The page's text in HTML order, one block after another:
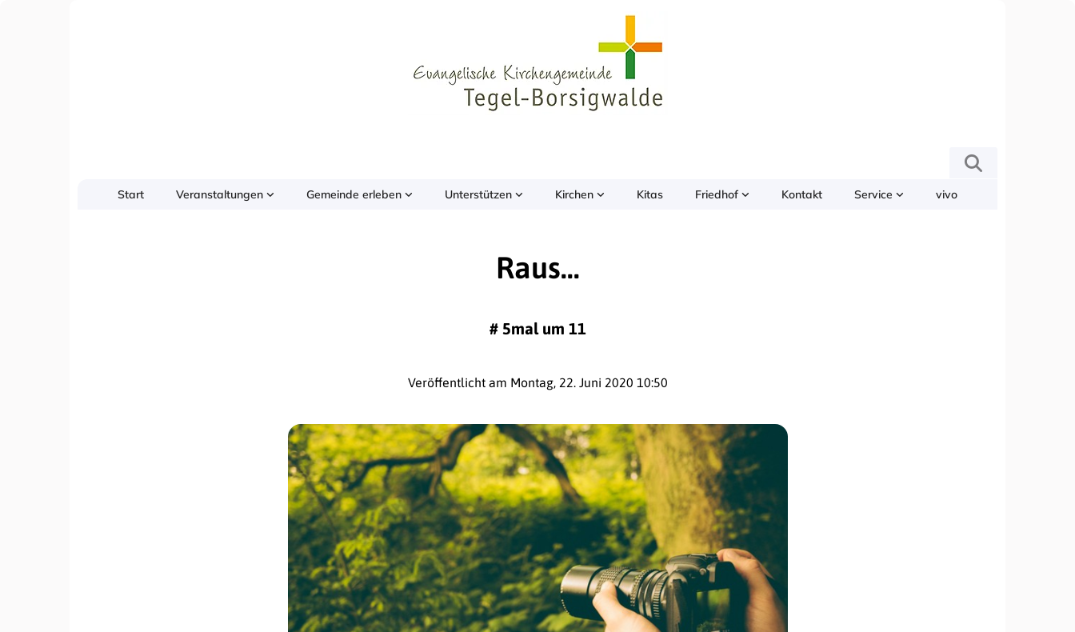
Start Veranstaltungen Gemeinde erleben Unterstützen Kirchen Kitas Friedhof Kontakt Service vivo
Raus...
# 5mal um 11
Veröffentlicht am Montag, 22. Juni 2020 10:50